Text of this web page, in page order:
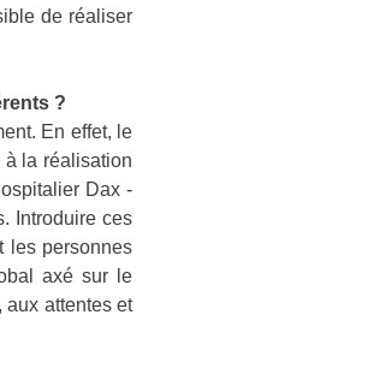
de réaliser
?
En effet, le
à la réalisation
Dax -
Introduire ces
les personnes
axé sur le
attentes et